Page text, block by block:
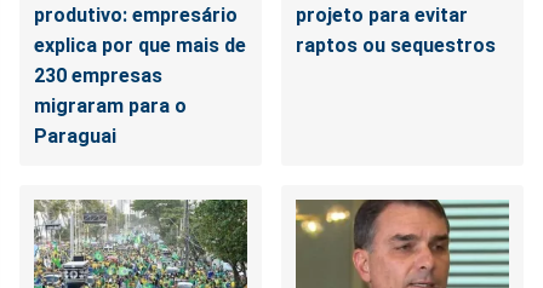
produtivo: empresário
explica por que mais de
230 empresas
migraram para o
Paraguai
projeto para evitar
raptos ou sequestros